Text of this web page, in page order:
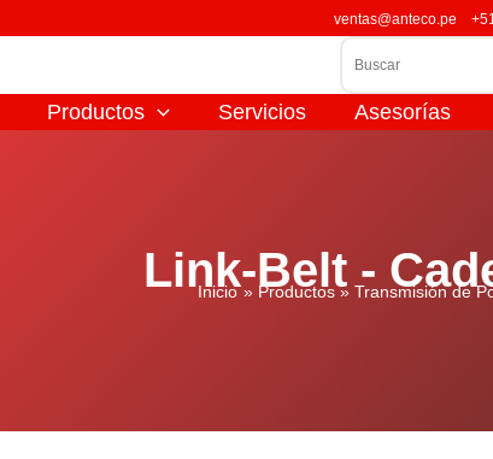
ventas@anteco.pe
Productos Servicios Asesorías
Link-Belt -
Inicio Productos Transmisión de